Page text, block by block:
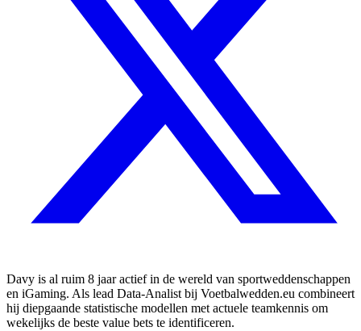
Davy is al ruim 8 jaar actief in de wereld van sportweddenschappen
en iGaming. Als lead Data-Analist bij Voetbalwedden.eu combineert
hij diepgaande statistische modellen met actuele teamkennis om
wekelijks de beste value bets te identificeren.